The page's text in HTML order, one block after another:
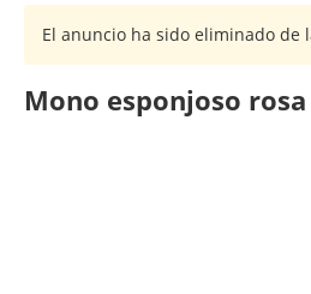
El anuncio ha sido eliminado de
Mono esponjoso rosa